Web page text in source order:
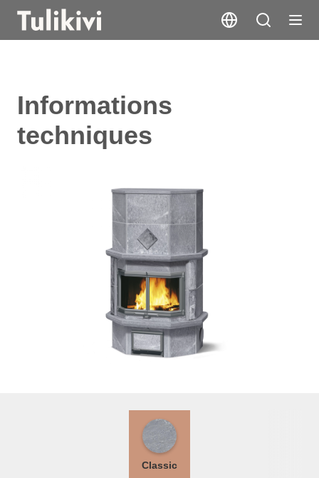
Informations
techniques
Classic